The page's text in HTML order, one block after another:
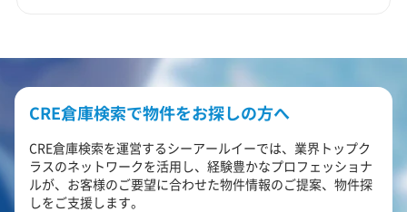
CRE倉庫検索で物件をお探しの方へ
CRE倉庫検索を運営するシーアールイーでは、業界トップク
ラスのネットワークを活用し、経験豊かなプロフェッショナ
ルが、お客様のご要望に合わせた物件情報のご提案、物件探
しをご支援します。